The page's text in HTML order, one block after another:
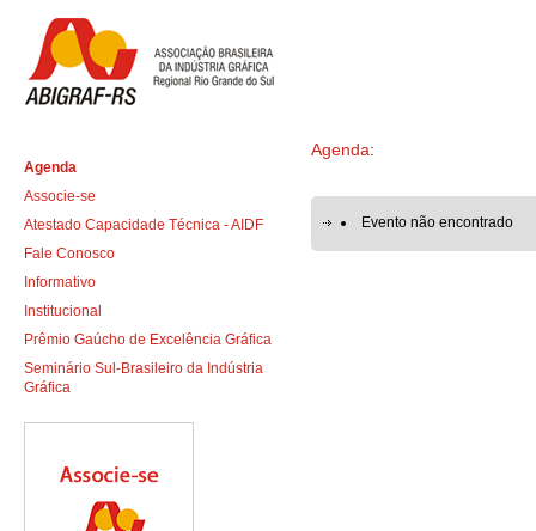
Agenda
Associe-se
Atestado Capacidade Técnica - AIDF
Fale Conosco
Informativo
Institucional
Prêmio Gaúcho de Excelência Gráfica
Seminário Sul-Brasileiro da Indústria
Gráfica
Agenda:
Evento não encontrado